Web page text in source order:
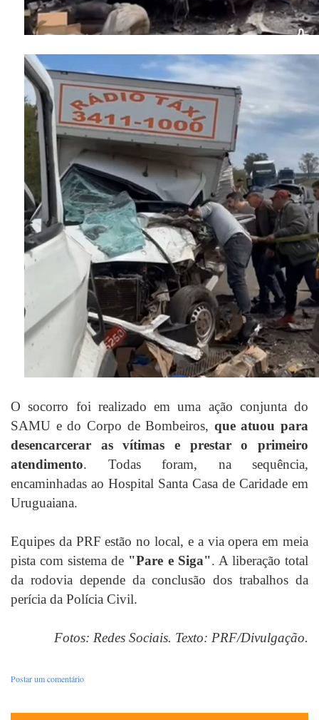
O socorro foi realizado em uma ação conjunta do
SAMU e do Corpo de Bombeiros, que atuou para
desencarcerar as vítimas e prestar o primeiro
atendimento. Todas foram, na sequência,
encaminhadas ao Hospital Santa Casa de Caridade em
Uruguaiana.
​Equipes da PRF estão no local, e a via opera em meia
pista com sistema de "Pare e Siga". A liberação total
da rodovia depende da conclusão dos trabalhos da
perícia da Polícia Civil.
Fotos: Redes Sociais. Texto: PRF/Divulgação.
Postar um comentário